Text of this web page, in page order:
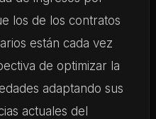
los de los contratos
están cada vez
de optimizar la
adaptando sus
actuales del